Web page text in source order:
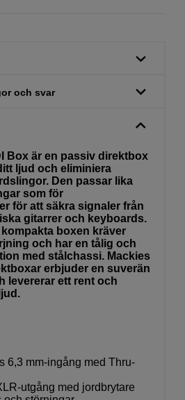
och svar
Box är en passiv direktbox
ljud och eliminiera
Den passar lika
som för
för att säkra signaler från
gitarrer och keyboards.
boxen kräver
och har en tålig och
med stålchassi. Mackies
erbjuder en suverän
levererar ett rent och
6,3 mm-ingång med Thru-
utgång med jordbrytare